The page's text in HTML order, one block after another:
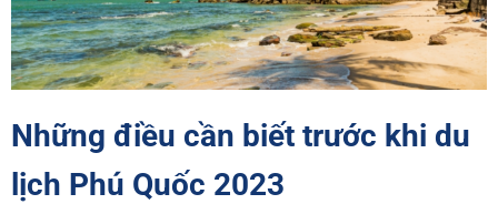
Những điều cần biết trước khi du
lịch Phú Quốc 2023